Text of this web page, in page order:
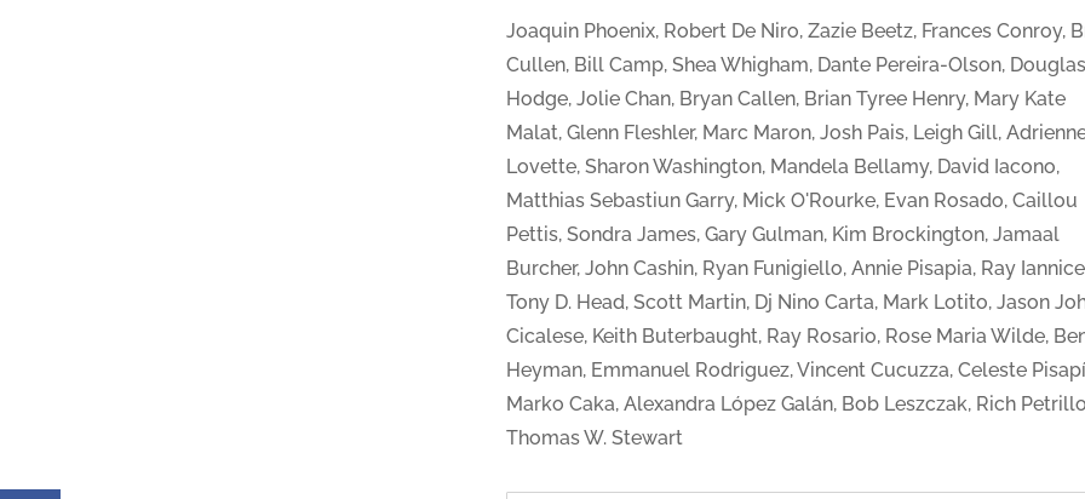
Joaquin Phoenix, Robert De Niro, Zazie Beetz, Frances Conroy,
Cullen, Bill Camp, Shea Whigham, Dante Pereira-Olson, Douglas
Hodge, Jolie Chan, Bryan Callen, Brian Tyree Henry, Mary Kate
Malat, Glenn Fleshler, Marc Maron, Josh Pais, Leigh Gill,
Lovette, Sharon Washington, Mandela Bellamy, David Iacono,
Matthias Sebastiun Garry, Mick O'Rourke, Evan Rosado, Caillou
Pettis, Sondra James, Gary Gulman, Kim Brockington, Jamaal
Burcher, John Cashin, Ryan Funigiello, Annie Pisapia, Ray
Tony D. Head, Scott Martin, Dj Nino Carta, Mark Lotito, Jason
Cicalese, Keith Buterbaught, Ray Rosario, Rose Maria Wilde,
Heyman, Emmanuel Rodriguez, Vincent Cucuzza, Celeste
Marko Caka, Alexandra López Galán, Bob Leszczak, Rich
Thomas W. Stewart